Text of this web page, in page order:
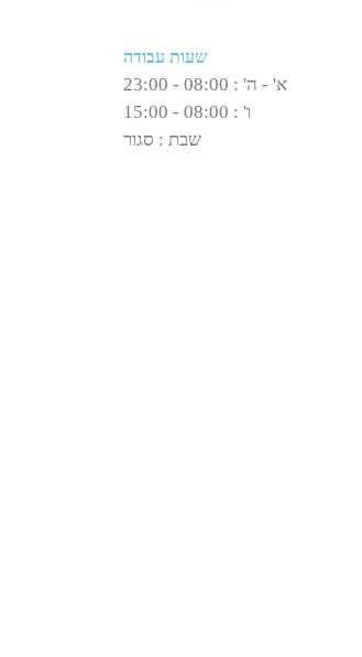
שעות עבודה
א' - ה' : 08:00 - 23:00
ו' : 08:00 - 15:00
שבת : סגור